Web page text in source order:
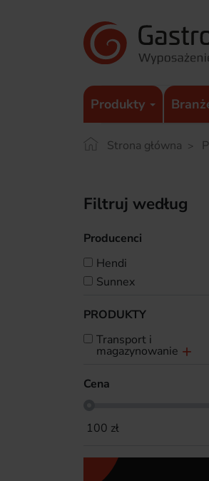
Produkty
Strona główna
Filtruj według
Producenci
hendi
sunnex
PRODUKTY
transport i
magazynowanie
Cena
100 zł